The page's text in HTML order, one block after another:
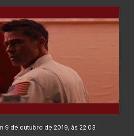
9 de outubro de 2019, às 22:03